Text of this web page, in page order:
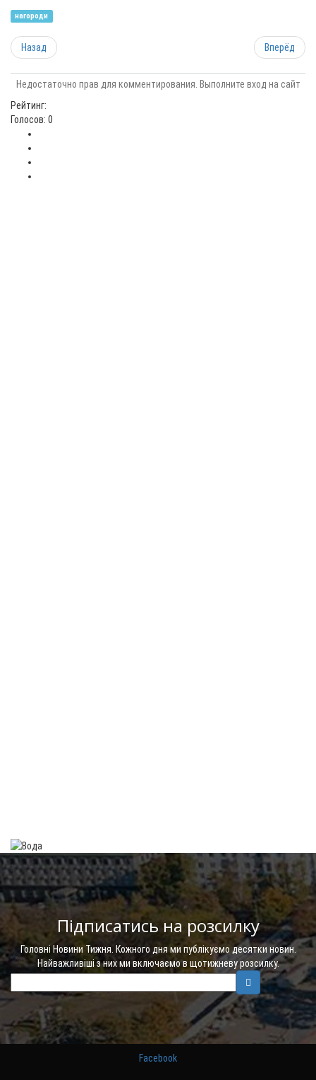
нагороди
Назад Вперёд
Недостаточно прав для комментирования. Выполните вход на сайт
Рейтинг:
Голосов: 0
Підписатись на розсилку
Головні Новини Тижня. Кожного дня ми публікуємо десятки новин.
Найважливіші з них ми включаємо в щотижневу розсилку.
Facebook